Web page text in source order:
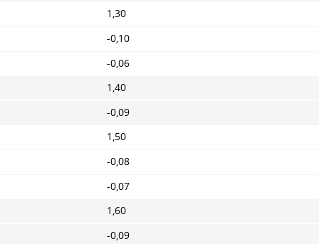
1,30
-0,10
-0,06
1,40
-0,09
1,50
-0,08
-0,07
1,60
-0,09